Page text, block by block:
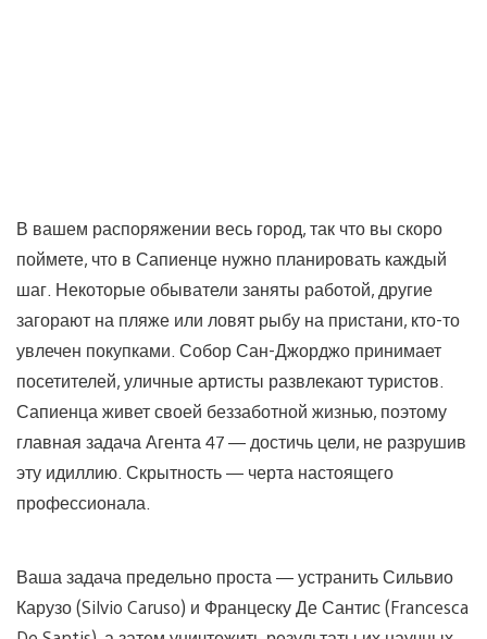
В вашем распоряжении весь город, так что вы скоро
поймете, что в Сапиенце нужно планировать каждый
шаг. Некоторые обыватели заняты работой, другие
загорают на пляже или ловят рыбу на пристани, кто-то
увлечен покупками. Собор Сан-Джорджо принимает
посетителей, уличные артисты развлекают туристов.
Сапиенца живет своей беззаботной жизнью, поэтому
главная задача Агента 47 — достичь цели, не разрушив
эту идиллию. Скрытность — черта настоящего
профессионала.
Ваша задача предельно проста — устранить Сильвио
Карузо (Silvio Caruso) и Францеску Де Сантис (Francesca